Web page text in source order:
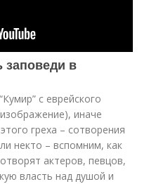
заповеди в
с еврейского
иначе
греха – сотворения
некто – вспомним, как
актеров, певцов,
власть над душой и